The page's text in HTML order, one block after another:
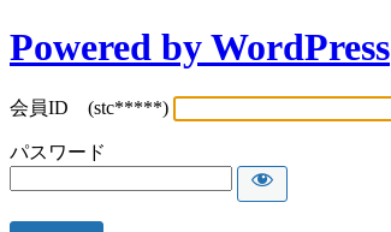
Powered by WordPress
会員ID (stc*****)
パスワード